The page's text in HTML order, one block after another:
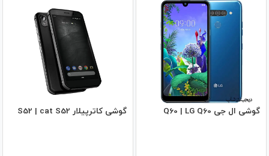
گوشی ال جی Q60 | LG Q60 گوشی کاترپیلار S52 | cat S52